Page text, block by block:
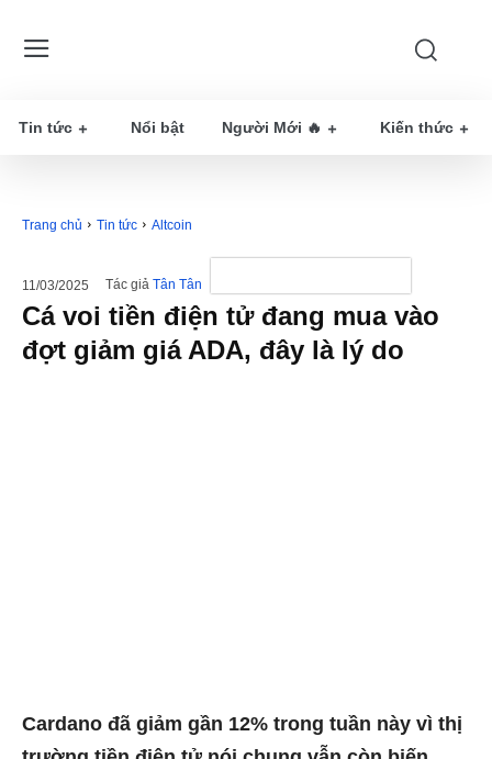
Tin tức Nổi bật Người Mới 🔥 Kiến thức
Trang chủ Tin tức Altcoin
11/03/2025 Tác giả Tân Tân
Cá voi tiền điện tử đang mua vào
đợt giảm giá ADA, đây là lý do
Cardano đã giảm gần 12% trong tuần này vì thị